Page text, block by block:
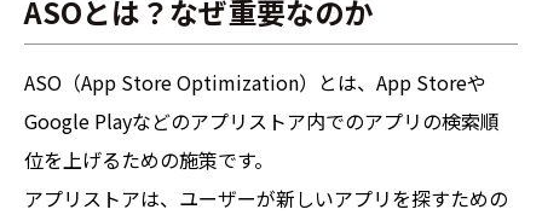
ASOとは？なぜ重要なのか
ASO（App Store Optimization）とは、App Storeや
Google Playなどのアプリストア内でのアプリの検索順
位を上げるための施策です。
アプリストアは、ユーザーが新しいアプリを探すための